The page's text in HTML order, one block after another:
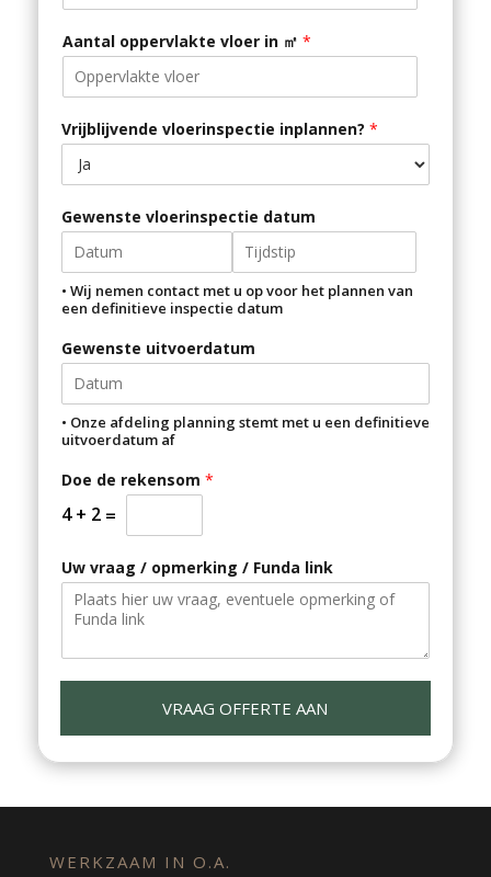
t
e
+
1
n
e
P
r
n
c
e
g
i
o
Aantal oppervlakte vloer in ㎡ *
Vrijblijvende vloerinspectie inplannen? *
Gewenste vloerinspectie datum
a
t
m
• Wij nemen contact met u op voor het plannen van
een definitieve inspectie datum
Gewenste uitvoerdatum
• Onze afdeling planning stemt met u een definitieve
uitvoerdatum af
Doe de rekensom *
4 + 2 =
Uw vraag / opmerking / Funda link
VRAAG OFFERTE AAN
WERKZAAM IN O.A.